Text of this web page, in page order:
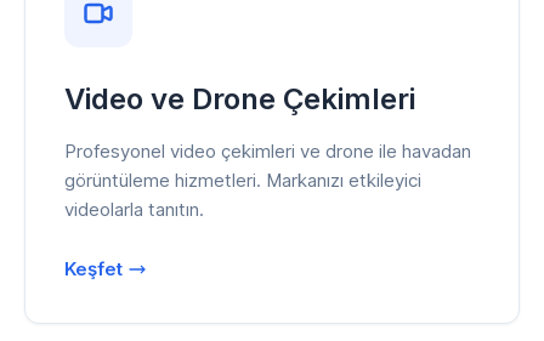
Video ve Drone Çekimleri
Profesyonel video çekimleri ve drone ile havadan
görüntüleme hizmetleri. Markanızı etkileyici
videolarla tanıtın.
Keşfet